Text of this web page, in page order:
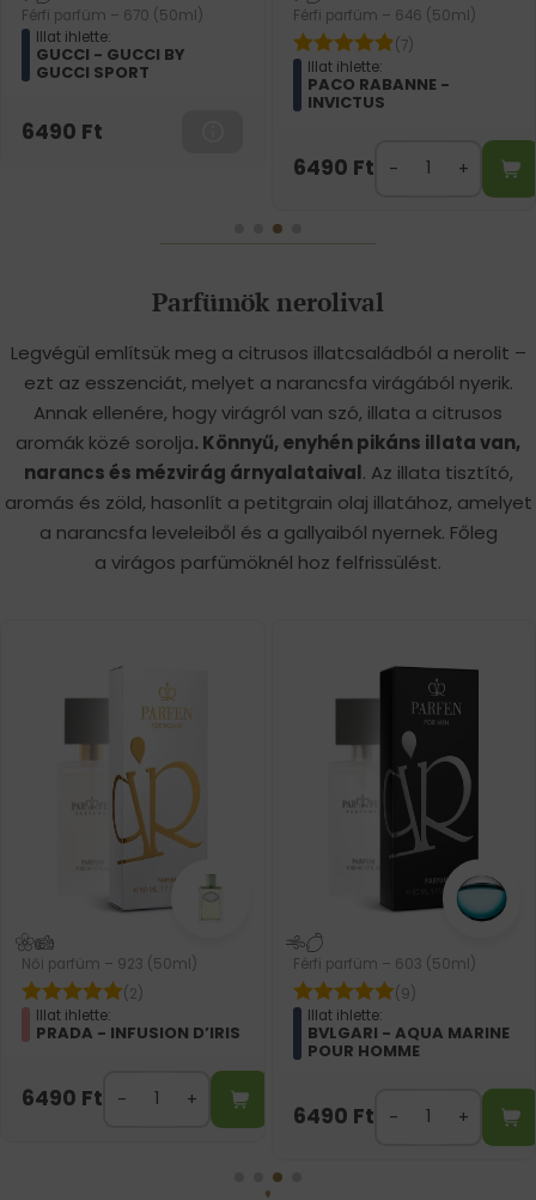
Férfi parfüm – 670 (50ml)
Illat ihlette:
GUCCI - GUCCI BY
GUCCI SPORT
6490 Ft
Férfi parfüm – 646 (50ml)
(7)
Illat ihlette:
PACO RABANNE -
INVICTUS
6490 Ft
Parfümök nerolival
Legvégül említsük meg a citrusos illatcsaládból a nerolit –
ezt az esszenciát, melyet a narancsfa virágából nyerik.
Annak ellenére, hogy virágról van szó, illata a citrusos
aromák közé sorolja. Könnyű, enyhén pikáns illata van,
narancs és mézvirág árnyalataival. Az illata tisztító,
aromás és zöld, hasonlít a petitgrain olaj illatához, amelyet
a narancsfa leveleiből és a gallyaiból nyernek. Főleg
a virágos parfümöknél hoz felfrissülést.
Női parfüm – 923 (50ml)
(2)
Illat ihlette:
PRADA - INFUSION D’IRIS
6490 Ft
Férfi parfüm – 603 (50ml)
(9)
Illat ihlette:
BVLGARI - AQUA MARINE
POUR HOMME
6490 Ft